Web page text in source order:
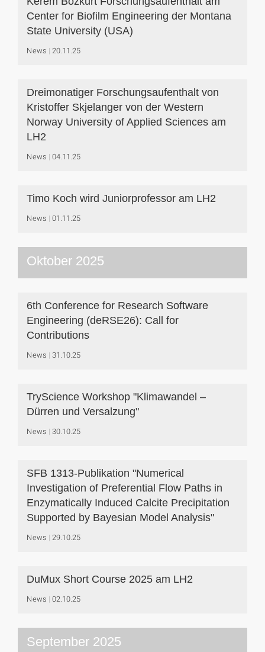
Center for Biofilm Engineering der Montana
State University (USA)
News 20.11.25
Dreimonatiger Forschungsaufenthalt von
Kristoffer Skjelanger von der Western
Norway University of Applied Sciences am
LH2
News 04.11.25
Timo Koch wird Juniorprofessor am LH2
News 01.11.25
Oktober 2025
6th Conference for Research Software
Engineering (deRSE26): Call for
Contributions
News 31.10.25
TryScience Workshop "Klimawandel –
Dürren und Versalzung"
News 30.10.25
SFB 1313-Publikation "Numerical
Investigation of Preferential Flow Paths in
Enzymatically Induced Calcite Precipitation
Supported by Bayesian Model Analysis"
News 29.10.25
DuMux Short Course 2025 am LH2
News 02.10.25
September 2025